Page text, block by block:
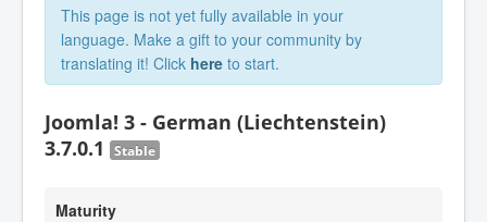
This page is not yet fully available in your
language. Make a gift to your community by
translating it! Click here to start.
Joomla! 3 - German (Liechtenstein)
3.7.0.1
Stable
Maturity